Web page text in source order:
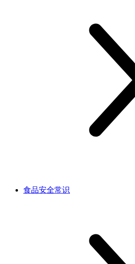
食品安全常识